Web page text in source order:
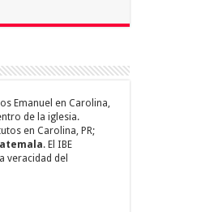
Emanuel en Carolina,
de la iglesia.
en Carolina, PR;
. El IBE
veracidad del